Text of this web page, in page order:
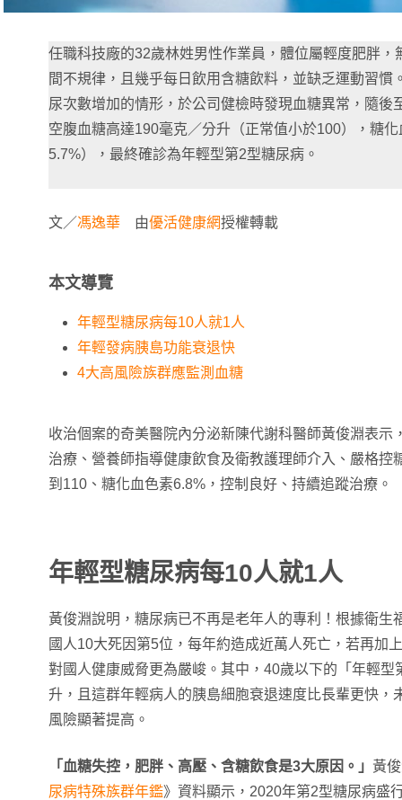
任職科技廠的32歲林姓男性作業員，體位屬輕度肥胖，
間不規律，且幾乎每日飲用含糖飲料，並缺乏運動習慣
尿次數增加的情形，於公司健檢時發現血糖異常，隨後
空腹血糖高達190毫克／分升（正常值小於100），糖
5.7%），最終確診為年輕型第2型糖尿病。
文／馮逸華 由優活健康網授權轉載
本文導覽
年輕型糖尿病每10人就1人
年輕發病胰島功能衰退快
4大高風險族群應監測血糖
收治個案的奇美醫院內分泌新陳代謝科醫師黃俊淵表示
治療、營養師指導健康飲食及衛教護理師介入、嚴格控
到110、糖化血色素6.8%，控制良好、持續追蹤治療。
年輕型糖尿病每10人就1人
黃俊淵說明，糖尿病已不再是老年人的專利！根據衛生
國人10大死因第5位，每年約造成近萬人死亡，若再加
對國人健康威脅更為嚴峻。其中，40歲以下的「年輕型
升，且這群年輕病人的胰島細胞衰退速度比長輩更快，
風險顯著提高。
「血糖失控，肥胖、高壓、含糖飲食是3大原因。」 黃
尿病特殊族群年鑑》資料顯示，2020年第2型糖尿病盛